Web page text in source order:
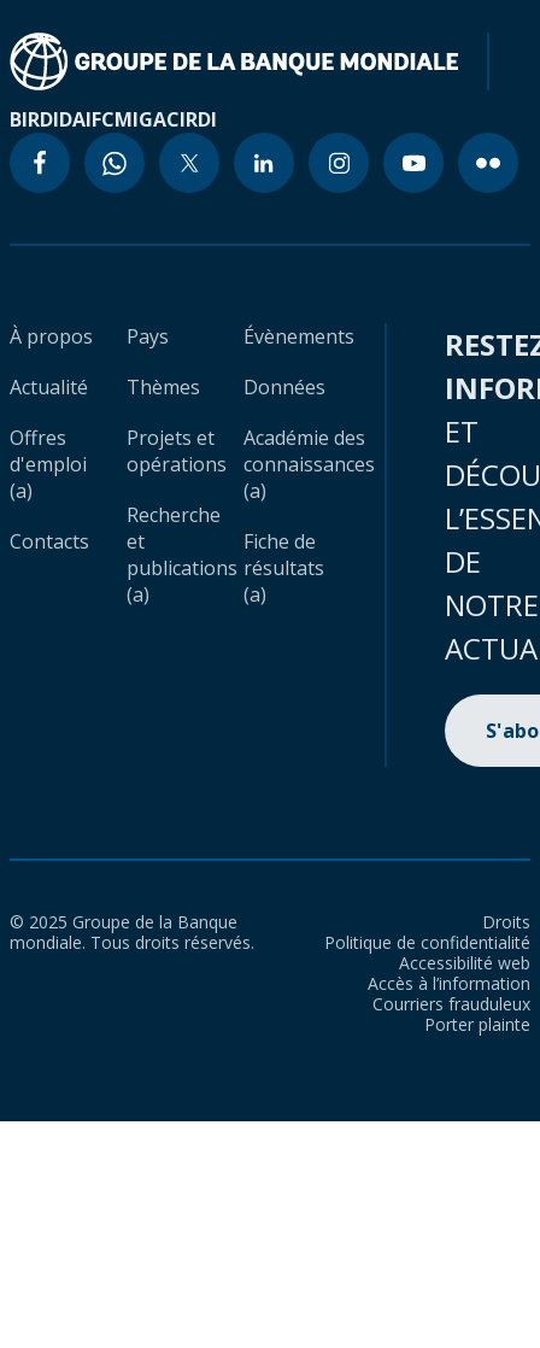
BIRDIDAIFCMIGACIRDI
À propos
Actualité
Offres
d'emploi
(a)
Contacts
Pays
Thèmes
Projets et
opérations
Recherche
et
publications
(a)
Évènements
Données
Académie des
connaissances
(a)
Fiche de
résultats
(a)
ET
DE
NOTRE
© 2025 Groupe de la Banque
mondiale. Tous droits réservés.
Droits
Politique de confidentialité
Accessibilité web
Accès à l’information
Courriers frauduleux
Porter plainte